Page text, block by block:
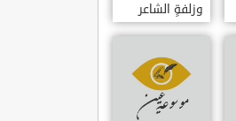
وزلفةٍ الشاعر
العوام بن عقبة